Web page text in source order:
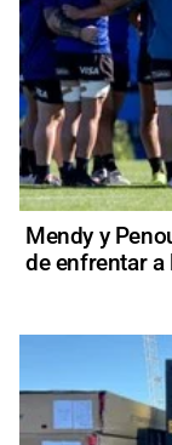
Mendy y
de enfrentar